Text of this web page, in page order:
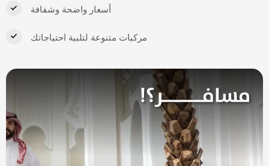
أسعار واضحة وشفافة
مركبات متنوعة لتلبية احتياجاتك